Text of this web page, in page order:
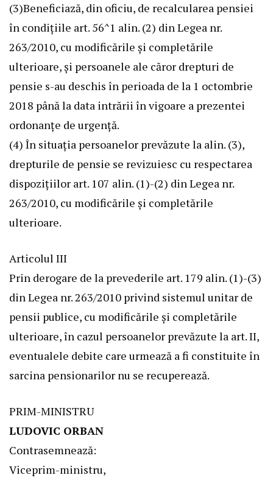
(3)Beneficiază, din oficiu, de recalcularea pensiei
în condiţiile art. 56^1 alin. (2) dinLegea nr.
263/2010, cu modificările şi completările
ulterioare, şi persoanele ale căror drepturi de
pensie s-au deschis în perioada de la 1 octombrie
2018 până la data intrării în vigoare a prezentei
ordonanţe de urgenţă.
(4) În situaţia persoanelor prevăzute la alin. (3),
drepturile de pensie se revizuiesc cu respectarea
dispoziţiilor art. 107 alin. (1)-(2) din Legea nr.
263/2010, cu modificările şi completările
ulterioare.
Articolul III
Prin derogare de la prevederile art. 179 alin. (1)-(3)
dinLegea nr. 263/2010 privind sistemul unitar de
pensii publice, cu modificările şi completările
ulterioare, în cazul persoanelor prevăzute la art. II,
eventualele debite care urmează a fi constituite în
sarcina pensionarilor nu se recuperează.
PRIM-MINISTRU
LUDOVIC ORBAN
Contrasemnează:
Viceprim-ministru,